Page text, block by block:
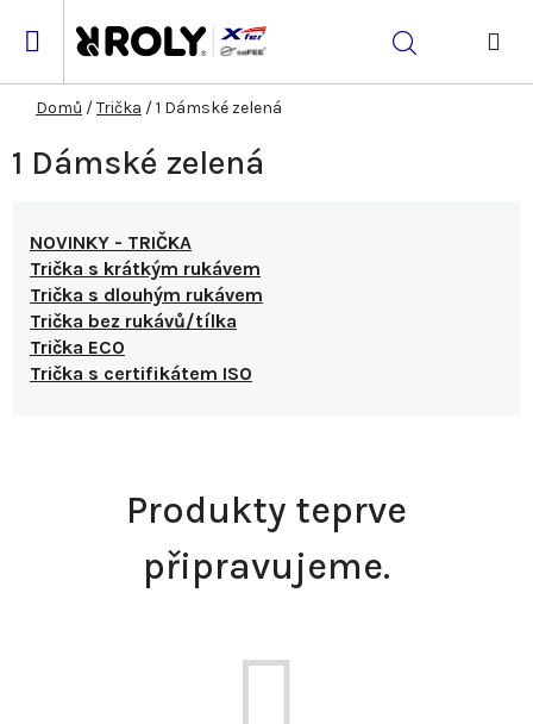
Hledat
Domů /Trička /1 Dámské zelená
1 Dámské zelená
NOVINKY - TRIČKA
Trička s krátkým rukávem
Trička s dlouhým rukávem
Trička bez rukávů/tílka
Trička ECO
Trička s certifikátem ISO
Produkty teprve
připravujeme.